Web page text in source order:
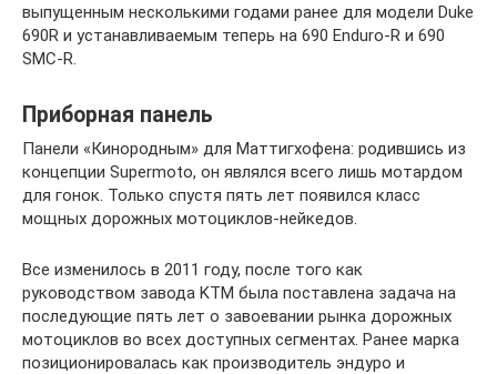
выпущенным несколькими годами ранее для модели Duke
690R и устанавливаемым теперь на 690 Enduro-R и 690
SMC-R.
Приборная панель
Панели «Кинородным» для Маттигхофена: родившись из
концепции Supermoto, он являлся всего лишь мотардом
для гонок. Только спустя пять лет появился класс
мощных дорожных мотоциклов-нейкедов.
Все изменилось в 2011 году, после того как
руководством завода KTM была поставлена задача на
последующие пять лет о завоевании рынка дорожных
мотоциклов во всех доступных сегментах. Ранее марка
позиционировалась как производитель эндуро и